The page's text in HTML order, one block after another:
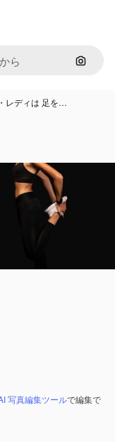
画像で
レディは 足を…
写真編集ツールで編集で